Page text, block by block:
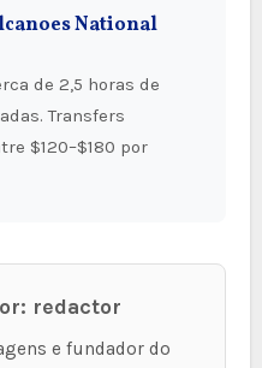
National
Transfers
$120–$180 por
redactor
e fundador do